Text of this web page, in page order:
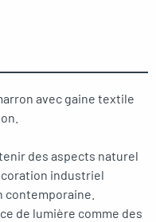
avec gaine textile
des aspects naturel
industriel
contemporaine.
de lumière comme des